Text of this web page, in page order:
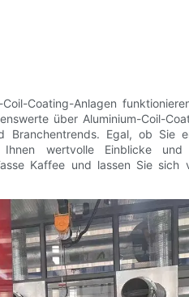
Coating-Anlagen
über Aluminium-Coil-
Egal, ob Sie
wertvolle Einblicke
Kaffee und lassen Sie